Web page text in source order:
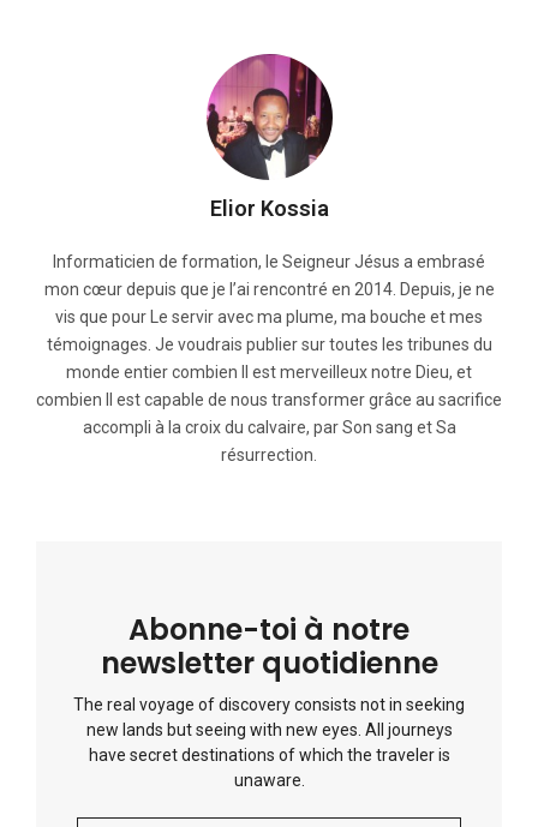
Elior Kossia
Informaticien de formation, le Seigneur Jésus a embrasé
mon cœur depuis que je l’ai rencontré en 2014. Depuis, je ne
vis que pour Le servir avec ma plume, ma bouche et mes
témoignages. Je voudrais publier sur toutes les tribunes du
monde entier combien Il est merveilleux notre Dieu, et
combien Il est capable de nous transformer grâce au sacrifice
accompli à la croix du calvaire, par Son sang et Sa
résurrection.
Abonne-toi à notre
newsletter quotidienne
The real voyage of discovery consists not in seeking
new lands but seeing with new eyes. All journeys
have secret destinations of which the traveler is
unaware.